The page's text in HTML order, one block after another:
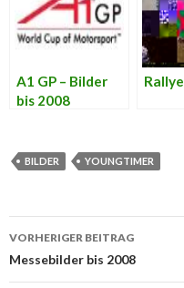
A1 GP – Bilder
bis 2008
Rallye
BILDER YOUNGTIMER
Beitrags-
VORHERIGER BEITRAG
Messebilder bis 2008